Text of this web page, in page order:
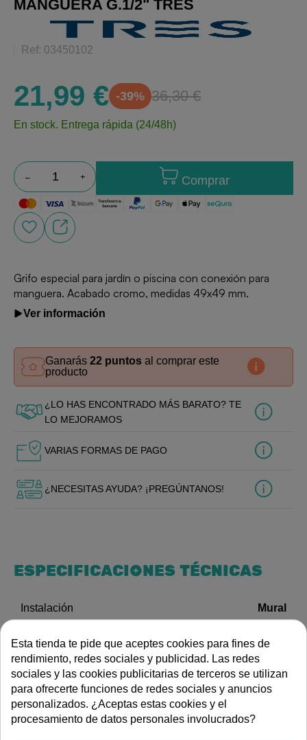
MANGUERA G.1/2" TRES
Ref: 03450102
21,99 € -39% 36,30 €
En stock. Entrega rápida (24/48h)
Comprar
Grifo especial para jardín o piscina con conexión para
manguera. Acabado cromo, medidas 49x49 mm.
Ver información
Ganarás 22 puntos al comprar este
producto
¿LO HAS ENCONTRADO MÁS BARATO? TE
LO MEJORAMOS
VARIAS FORMAS DE PAGO
¿NECESITAS AYUDA? ¡PREGÚNTANOS!
ESPECIFICACIONES TÉCNICAS
Instalación Mural
Tipo de grifería Exterior (Jardín/Piscina)
DOCUMENTACIÓN
Dibujo de dimensiones
DESCRIPCIÓN
Esta tienda te pide que aceptes cookies para fines de
rendimiento, redes sociales y publicidad. Las redes
sociales y las cookies publicitarias de terceros se utilizan
para ofrecerte funciones de redes sociales y anuncios
personalizados. ¿Aceptas estas cookies y el
procesamiento de datos personales involucrados?